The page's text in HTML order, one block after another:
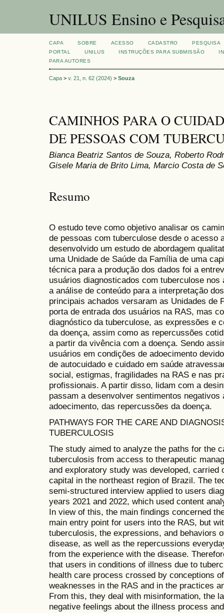
UNILUS Ensino e
CAPA SOBRE ACESSO CADASTRO
PESQUISA
PORTAL
UNILUS INSTRUÇÕES PARA SUBMISSÃO
PARA AUTORES
Capa > v. 21, n. 62 (2024) > Souza
CAMINHOS PARA O
DE PESSOAS COM
Bianca Beatriz Santos de Souza, Roberto
Gisele Maria de Brito Lima, Marcio Costa de
Resumo
O estudo teve como objetivo analisar os
de pessoas com tuberculose desde o acesso
desenvolvido um estudo de abordagem
uma Unidade de Saúde da Família de uma
técnica para a produção dos dados foi a
usuários diagnosticados com tuberculose
a análise de conteúdo para a interpretação
principais achados versaram as Unidades de
porta de entrada dos usuários na RAS, mas
diagnóstico da tuberculose, as expressões e
da doença, assim como as repercussões
a partir da vivência com a doença. Sendo
usuários em condições de adoecimento
de autocuidado e cuidado em saúde
social, estigmas, fragilidades na RAS e nas
profissionais. A partir disso, lidam com a
passam a desenvolver sentimentos negativos
adoecimento, das repercussões da doença.
PATHWAYS FOR THE CARE AND
TUBERCULOSIS
The study aimed to analyze the paths for the
tuberculosis from access to therapeutic
and exploratory study was developed, carried
capital in the northeast region of Brazil. The
semi-structured interview applied to users
years 2021 and 2022, which used content
In view of this, the main findings concerned
main entry point for users into the RAS, but
tuberculosis, the expressions, and behaviors
disease, as well as the repercussions
from the experience with the disease.
that users in conditions of illness due to
health care process crossed by conceptions
weaknesses in the RAS and in the practices
From this, they deal with misinformation, the
negative feelings about the illness process